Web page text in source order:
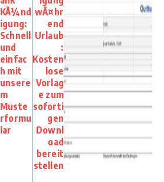
KÃ¼nd
igung:
Schnell
und
einfac
h mit
unsere
m
Muste
rformu
lar
wÃ¤hr
end
Urlaub
:
Kosten
lose
Vorlag
e zum
soforti
gen
Downl
oad
bereit
stellen